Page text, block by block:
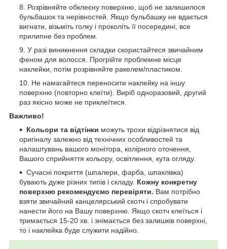
Розрівняйте обклеєну поверхню, щоб не залишилося
бульбашок та нерівностей. Якщо бульбашку не вдається
вигнати, візьміть голку і проколіть її посередині, все
прилипне без проблем.
У разі виникнення складки скористайтеся звичайним
феном для волосся. Прогрійте проблемне місце
наклейки, потім розрівняйте ракелем/пластиком.
Не намагайтеся переносити наклейку на іншу
поверхню (повторно клеїти). Виріб одноразовий, другий
раз якісно може не приклеїтися.
Важливо!
Кольори та відтінки можуть трохи відрізнятися від
оригіналу залежно від технічних особливостей та
налаштувань вашого монітора, колірного оточення,
Вашого сприйняття кольору, освітлення, кута огляду.
Сучасні покриття (шпалери, фарба, шпаклівка)
бувають дуже різних типів і складу. Кожну конкретну
поверхню рекомендуємо перевіряти. Вам потрібно
взяти звичайний канцелярський скотч і спробувати
нанести його на Вашу поверхню. Якщо скотч клеїться і
тримається 15-20 хв. і знімається без залишків поверхні,
то і наклейка буде служити надійно.